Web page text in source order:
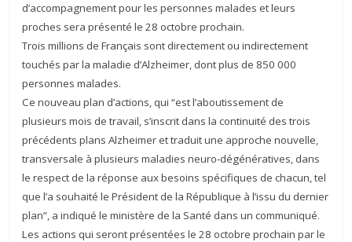
d’accompagnement pour les personnes malades et leurs
proches sera présenté le 28 octobre prochain.
Trois millions de Français sont directement ou indirectement
touchés par la maladie d’Alzheimer, dont plus de 850 000
personnes malades.
Ce nouveau plan d’actions, qui “est l’aboutissement de
plusieurs mois de travail, s’inscrit dans la continuité des trois
précédents plans Alzheimer et traduit une approche nouvelle,
transversale à plusieurs maladies neuro-dégénératives, dans
le respect de la réponse aux besoins spécifiques de chacun, tel
que l’a souhaité le Président de la République à l’issu du dernier
plan”, a indiqué le ministère de la Santé dans un communiqué.
Les actions qui seront présentées le 28 octobre prochain par le